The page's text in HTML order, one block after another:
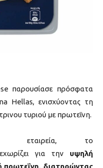
παρουσίασε πρόσφατα
Hellas, ενισχύοντας τη
τυριού με πρωτεΐνη.
το
για την υψηλή
πρωτεΐνη, διατηρώντας